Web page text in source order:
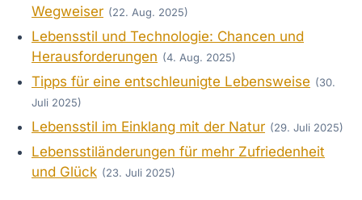
Wegweiser (22. Aug. 2025)
Lebensstil und Technologie: Chancen und
Herausforderungen (4. Aug. 2025)
Tipps für eine entschleunigte Lebensweise (30.
Juli 2025)
Lebensstil im Einklang mit der Natur (29. Juli 2025)
Lebensstiländerungen für mehr Zufriedenheit
und Glück (23. Juli 2025)